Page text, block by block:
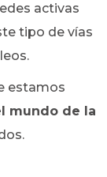
activas
tipo de vías
estamos
mundo de la